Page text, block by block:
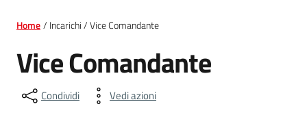
Home/ Incarichi / Vice Comandante
Vice Comandante
Condividi Vedi azioni